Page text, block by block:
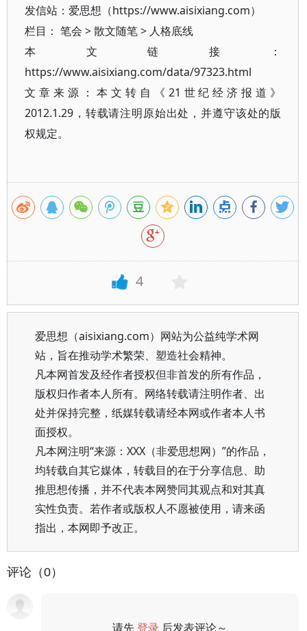
发信站：爱思想（https://www.aisixiang.com）
栏目： 笔会 >散文随笔> 人格底线
本文链接：
https://www.aisixiang.com/data/97323.html
文章来源：本文转自《21世纪经济报道》
2012.1.29，转载请注明原始出处，并遵守该处的版
权规定。
4
爱思想（aisixiang.com）网站为公益纯学术网
站，旨在推动学术繁荣、塑造社会精神。
凡本网首发及经作者授权但非首发的所有作品，
版权归作者本人所有。网络转载请注明作者、出
处并保持完整，纸媒转载请经本网或作者本人书
面授权。
凡本网注明“来源：XXX（非爱思想网）”的作品，
均转载自其它媒体，转载目的在于分享信息、助
推思想传播，并不代表本网赞同其观点和对其真
实性负责。若作者或版权人不愿被使用，请来函
指出，本网即予改正。
评论（0）
请先登录 后发表评论～